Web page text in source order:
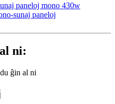
paneloj mono 430w
sunaj paneloj
ni:
ĝin al ni